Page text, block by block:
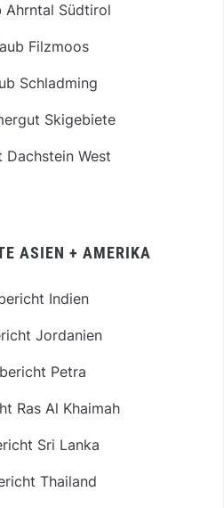
Ahrntal Südtirol
Filzmoos
Schladming
Skigebiete
Dachstein West
ASIEN + AMERIKA
Indien
Jordanien
Petra
Ras Al Khaimah
Sri Lanka
Thailand